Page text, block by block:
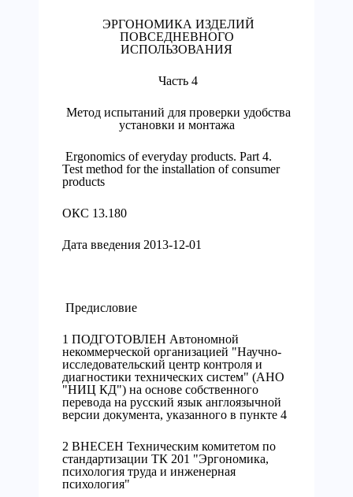
ЭРГОНОМИКА ИЗДЕЛИЙ
ПОВСЕДНЕВНОГО
ИСПОЛЬЗОВАНИЯ
Часть 4
Метод испытаний для проверки удобства
установки и монтажа
Ergonomics of everyday products. Part 4.
Test method for the installation of consumer
products
ОКС 13.180
Дата введения 2013-12-01
Предисловие
1 ПОДГОТОВЛЕН Автономной
некоммерческой организацией "Научно-
исследовательский центр контроля и
диагностики технических систем" (АНО
"НИЦ КД") на основе собственного
перевода на русский язык англоязычной
версии документа, указанного в пункте 4
2 ВНЕСЕН Техническим комитетом по
стандартизации ТК 201 "Эргономика,
психология труда и инженерная
психология"